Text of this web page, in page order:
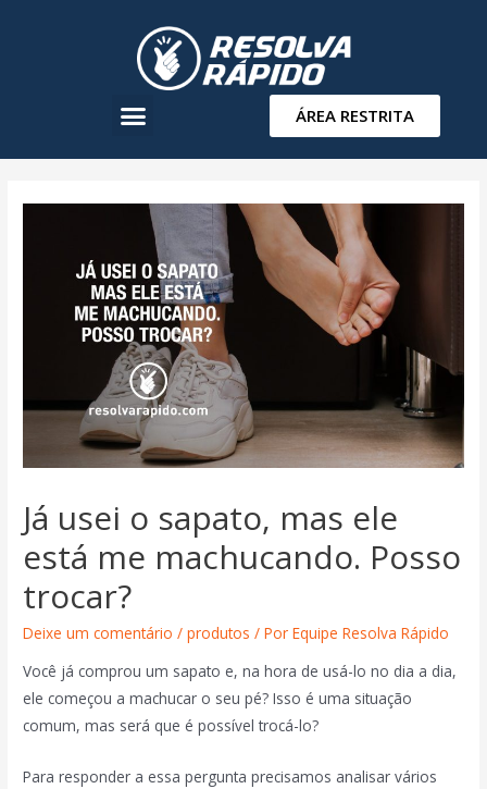
ÁREA RESTRITA
Já usei o sapato, mas ele
está me machucando. Posso
trocar?
Deixe um comentário /produtos / PorEquipe Resolva Rápido
Você já comprou um sapato e, na hora de usá-lo no dia a dia,
ele começou a machucar o seu pé? Isso é uma situação
comum, mas será que é possível trocá-lo?
Para responder a essa pergunta precisamos analisar vários